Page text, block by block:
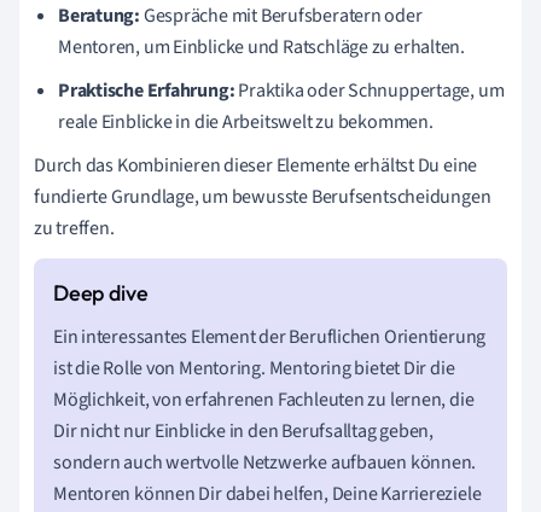
Beratung:Gespräche mit Berufsberatern oder
Mentoren, um Einblicke und Ratschläge zu erhalten.
Praktische Erfahrung:Praktika oder Schnuppertage, um
reale Einblicke in die Arbeitswelt zu bekommen.
Durch das Kombinieren dieser Elemente erhältst Du eine
fundierte Grundlage, um bewusste Berufsentscheidungen
zu treffen.
Ein interessantes Element der Beruflichen Orientierung
ist die Rolle von Mentoring. Mentoring bietet Dir die
Möglichkeit, von erfahrenen Fachleuten zu lernen, die
Dir nicht nur Einblicke in den Berufsalltag geben,
sondern auch wertvolle Netzwerke aufbauen können.
Mentoren können Dir dabei helfen, Deine Karriereziele